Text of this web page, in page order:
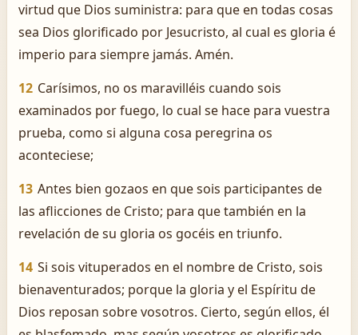
virtud que Dios suministra: para que en todas cosas
sea Dios glorificado por Jesucristo, al cual es gloria é
imperio para siempre jamás. Amén.
12 Carísimos, no os maravilléis cuando sois
examinados por fuego, lo cual se hace para vuestra
prueba, como si alguna cosa peregrina os
aconteciese;
13 Antes bien gozaos en que sois participantes de
las aflicciones de Cristo; para que también en la
revelación de su gloria os gocéis en triunfo.
14 Si sois vituperados en el nombre de Cristo, sois
bienaventurados; porque la gloria y el Espíritu de
Dios reposan sobre vosotros. Cierto, según ellos, él